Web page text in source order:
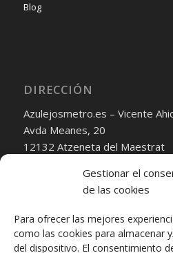
Gestionar el
de las cookies
Para ofrecer las mejores
como las cookies para almacenar
del dispositivo. El consentimiento
Blog
DIRECCIÓN
Azulejosmetro.es – Vicente
Avda Meanes, 20
12132 Atzeneta del Maestrat
Correo Electrónico:
ventas@azulejosmetro.es
transporte@vicenteahicart.es